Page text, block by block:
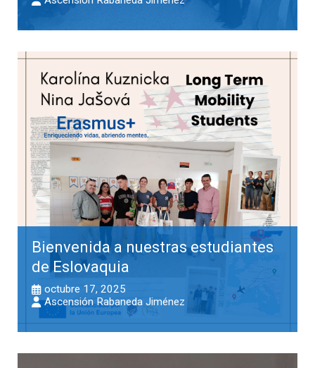
Bienvenida a nuestras estudiantes
de Eslovaquia
octubre 17, 2025
Ascensión Rabaneda Jiménez